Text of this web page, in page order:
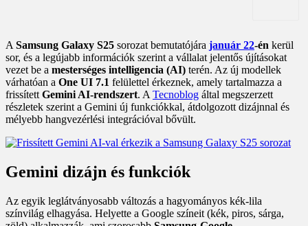
A Samsung Galaxy S25 sorozat bemutatójára január 22-én kerül
sor, és a legújabb információk szerint a vállalat jelentős újításokat
vezet be a mesterséges intelligencia (AI) terén. Az új modellek
várhatóan a One UI 7.1 felülettel érkeznek, amely tartalmazza a
frissített Gemini AI-rendszert. A Tecnoblog által megszerzett
részletek szerint a Gemini új funkciókkal, átdolgozott dizájnnal és
mélyebb hangvezérlési integrációval bővült.
Gemini dizájn és funkciók
Az egyik leglátványosabb változás a hagyományos kék-lila
színvilág elhagyása. Helyette a Google színeit (kék, piros, sárga,